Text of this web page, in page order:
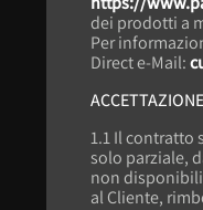
dei prodotti a
Per
Direct e-Mail:
1.1 Il contratto
solo parziale,
non
al Cliente,